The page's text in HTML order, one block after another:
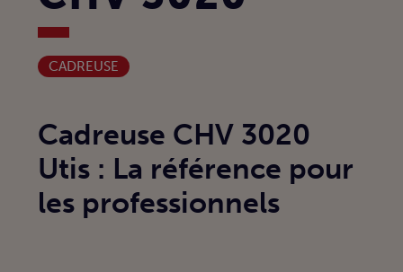
CADREUSE
Cadreuse CHV 3020
Utis : La référence pour
les professionnels